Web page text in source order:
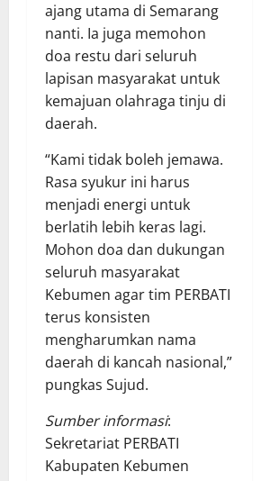
ajang utama di Semarang
nanti. Ia juga memohon
doa restu dari seluruh
lapisan masyarakat untuk
kemajuan olahraga tinju di
daerah.
“Kami tidak boleh jemawa.
Rasa syukur ini harus
menjadi energi untuk
berlatih lebih keras lagi.
Mohon doa dan dukungan
seluruh masyarakat
Kebumen agar tim PERBATI
terus konsisten
mengharumkan nama
daerah di kancah nasional,”
pungkas Sujud.
Sumber informasi:
Sekretariat PERBATI
Kabupaten Kebumen